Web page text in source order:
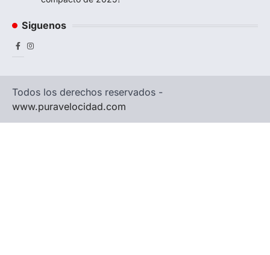
Siguenos
Facebook
Instagram
Todos los derechos reservados -
www.puravelocidad.com